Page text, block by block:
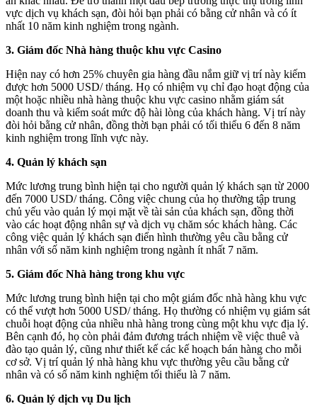
vực dịch vụ khách sạn, đòi hỏi bạn phải có bằng cử nhân và có ít
nhất 10 năm kinh nghiệm trong ngành.
3. Giám đốc Nhà hàng thuộc khu vực Casino
Hiện nay có hơn 25% chuyên gia hàng đầu nắm giữ vị trí này kiếm
được hơn 5000 USD/ tháng. Họ có nhiệm vụ chỉ đạo hoạt động của
một hoặc nhiều nhà hàng thuộc khu vực casino nhằm giám sát
doanh thu và kiểm soát mức độ hài lòng của khách hàng. Vị trí này
đòi hỏi bằng cử nhân, đồng thời bạn phải có tối thiểu 6 đến 8 năm
kinh nghiệm trong lĩnh vực này.
4. Quản lý khách sạn
Mức lương trung bình hiện tại cho người quản lý khách sạn từ 2000
đến 7000 USD/ tháng. Công việc chung của họ thường tập trung
chủ yếu vào quản lý mọi mặt về tài sản của khách sạn, đồng thời
vào các hoạt động nhân sự và dịch vụ chăm sóc khách hàng. Các
công việc quản lý khách sạn điển hình thường yêu cầu bằng cử
nhân với số năm kinh nghiệm trong ngành ít nhất 7 năm.
5. Giám đốc Nhà hàng trong khu vực
Mức lương trung bình hiện tại cho một giám đốc nhà hàng khu vực
có thể vượt hơn 5000 USD/ tháng. Họ thường có nhiệm vụ giám sát
chuỗi hoạt động của nhiều nhà hàng trong cùng một khu vực địa lý.
Bên cạnh đó, họ còn phải đảm đương trách nhiệm về việc thuê và
đào tạo quản lý, cũng như thiết kế các kế hoạch bán hàng cho mỗi
cơ sở. Vị trí quản lý nhà hàng khu vực thường yêu cầu bằng cử
nhân và có số năm kinh nghiệm tối thiểu là 7 năm.
6. Quản lý dịch vụ Du lịch